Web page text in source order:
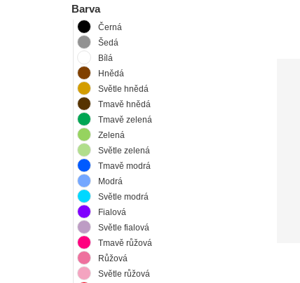
Barva
Černá
Šedá
Bílá
Hnědá
Světle hnědá
Tmavě hnědá
Tmavě zelená
Zelená
Světle zelená
Tmavě modrá
Modrá
Světle modrá
Fialová
Světle fialová
Tmavě růžová
Růžová
Světle růžová